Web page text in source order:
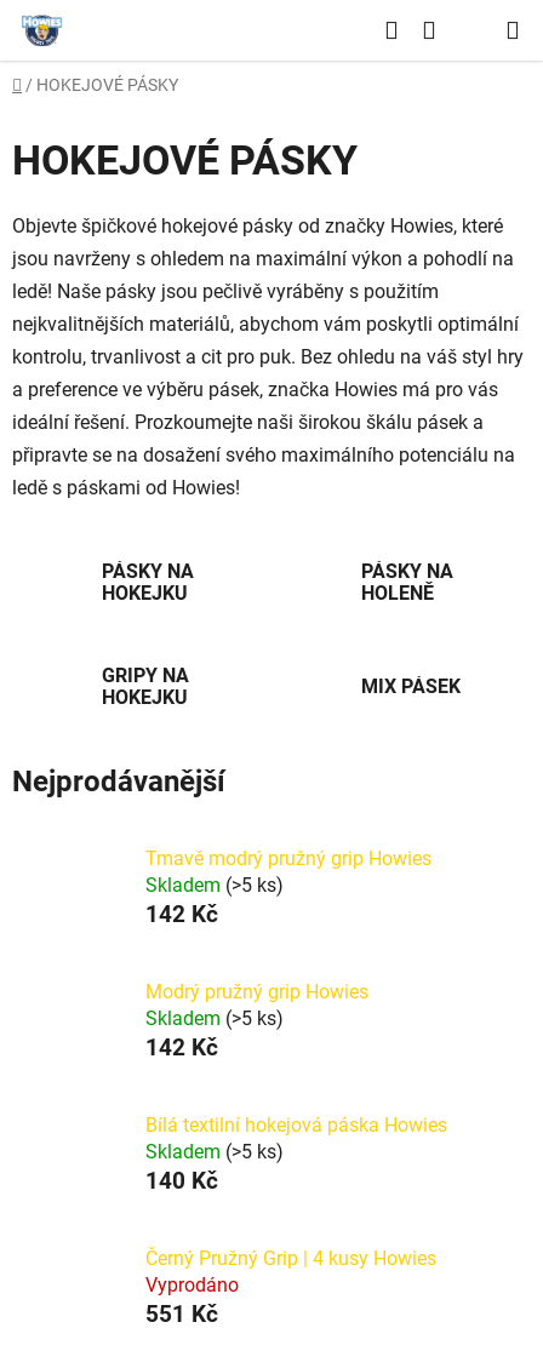
Přejít
obsah
Hledat
Domů
/ HOKEJOVÉ PÁSKY
HOKEJOVÉ PÁSKY
Objevte špičkové hokejové pásky od značky Howies, které
jsou navrženy s ohledem na maximální výkon a pohodlí na
ledě! Naše pásky jsou pečlivě vyráběny s použitím
nejkvalitnějších materiálů, abychom vám poskytli optimální
kontrolu, trvanlivost a cit pro puk. Bez ohledu na váš styl hry
a preference ve výběru pásek, značka Howies má pro vás
ideální řešení. Prozkoumejte naši širokou škálu pásek a
připravte se na dosažení svého maximálního potenciálu na
ledě s páskami od Howies!
PÁSKY NA
HOKEJKU
PÁSKY NA
HOLENĚ
GRIPY NA
HOKEJKU
MIX PÁSEK
Nejprodávanější
Tmavě modrý pružný grip Howies
Skladem (>5 ks)
142 Kč
Modrý pružný grip Howies
Skladem (>5 ks)
142 Kč
Bílá textilní hokejová páska Howies
Skladem (>5 ks)
140 Kč
Černý Pružný Grip | 4 kusy Howies
Vyprodáno
551 Kč